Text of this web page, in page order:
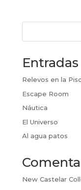
Relevos en la
Escape Room
Náutica
El Universo
Al agua patos
New Castelar